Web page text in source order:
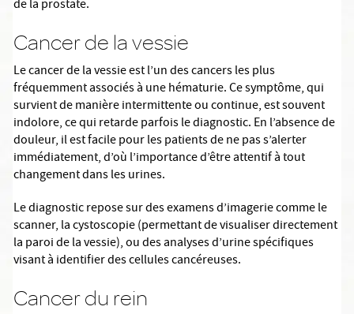
de la prostate.
Cancer de la vessie
Le cancer de la vessie est l’un des cancers les plus
fréquemment associés à une hématurie. Ce symptôme, qui
survient de manière intermittente ou continue, est souvent
indolore, ce qui retarde parfois le diagnostic. En l’absence de
douleur, il est facile pour les patients de ne pas s’alerter
immédiatement, d’où l’importance d’être attentif à tout
changement dans les urines.
Le diagnostic repose sur des examens d’imagerie comme le
scanner, la cystoscopie (permettant de visualiser directement
la paroi de la vessie), ou des analyses d’urine spécifiques
visant à identifier des cellules cancéreuses.
Cancer du rein